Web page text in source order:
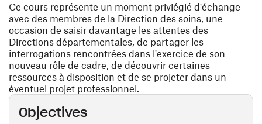
Ce cours représente un moment priviégié d'échange
avec des membres de la Direction des soins, une
occasion de saisir davantage les attentes des
Directions départementales, de partager les
interrogations rencontrées dans l'exercice de son
nouveau rôle de cadre, de découvrir certaines
ressources à disposition et de se projeter dans un
éventuel projet professionnel.
Objectives